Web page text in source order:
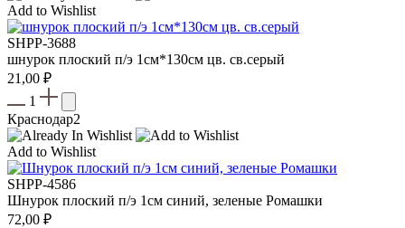
Add to Wishlist
SHPP-3688
шнурок плоский п/э 1см*130см цв. св.серый
21,00 ₽
1
Краснодар2
Add to Wishlist
SHPP-4586
Шнурок плоский п/э 1см синий, зеленые Ромашки
72,00 ₽